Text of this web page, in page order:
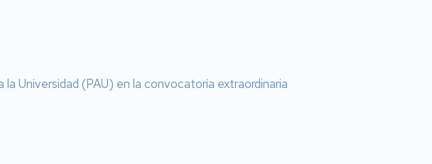
Universidad (PAU) en la convocatoria extraordinaria